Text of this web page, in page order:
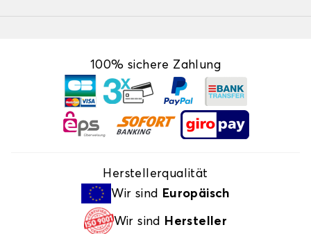
100% sichere Zahlung
Herstellerqualität
Wir sind
Europäisch
Wir sind Hersteller